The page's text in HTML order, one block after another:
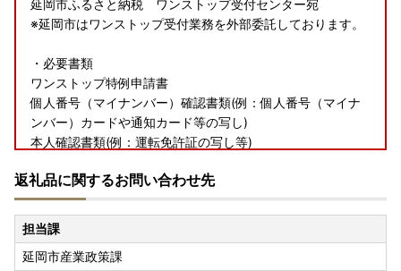
延岡市ふるさと納税 ワンストップ受付センター宛
※延岡市はワンストップ受付業務を外部委託しております。
・必要書類
ワンストップ特例申請書
個人番号（マイナンバー）確認書類(例：個人番号（マイナ
ンバー）カードや通知カード等の写し)
本人確認書類(例：運転免許証の写し等)
■■返礼品について■■
・提供元の規格変更などに伴い、お礼品は、本サイト掲載の
情報から予告なく変更となる場合がございます。
・寄附申込み後のキャンセル、返礼品の変更・返品はできま
返礼品に関するお問い合わせ先
担当課
延岡市産業政策課